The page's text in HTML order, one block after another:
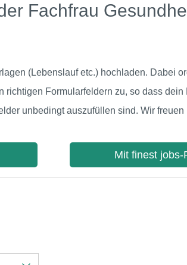
Fachfrau
(Lebenslauf etc.) hochladen. Dabei
richtigen Formularfeldern zu, so dass
unbedingt auszufüllen sind. Wir
Mit finest